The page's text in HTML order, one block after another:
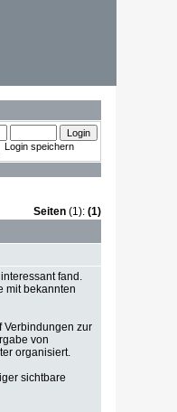
Login speichern
Seiten (1):(1)
fand.
mit bekannten
Verbindungen zur
von
organisiert.
sichtbare